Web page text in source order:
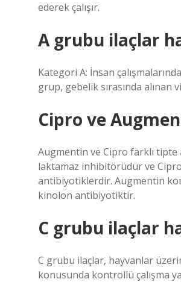
ederek çalışır.
A grubu ilaçlar
Kategori A: İnsan
grup, gebelik sırasında
Cipro ve
Augmentin ve Cipro farklı
laktamaz inhibitörüdür ve
antibiyotiklerdir. Augmentin
kinolon antibiyotiktir.
C grubu ilaçlar
C grubu ilaçlar, hayvanlar
konusunda kontrollü çalışma